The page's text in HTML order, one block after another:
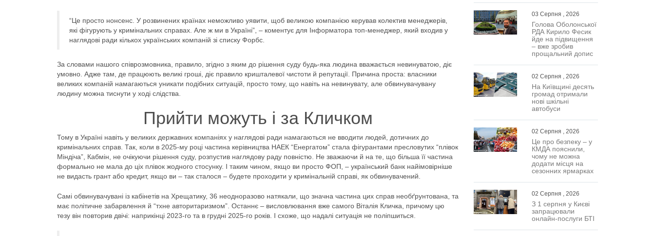
“Це просто нонсенс. У розвинених країнах неможливо уявити, щоб великою компанією керував колектив менеджерів,
які фігурують у кримінальних справах. Але ж ми в Україні”, – коментує для Інформатора топ-менеджер, який входив у
наглядові ради кількох українських компаній зі списку Форбс.
За словами нашого співрозмовника, правило, згідно з яким до рішення суду будь-яка людина вважається невинуватою, діє
умовно. Адже там, де працюють великі гроші, діє правило кришталевої чистоти й репутації. Причина проста: власники
великих компаній намагаються уникати подібних ситуацій, просто тому, що навіть на невинувату, але обвинувачувану
людину можна тиснути у ході слідства.
Прийти можуть і за Кличком
Тому в Україні навіть у великих державних компаніях у наглядові ради намагаються не вводити людей, дотичних до
кримінальних справ. Так, коли в 2025-му році частина керівництва НАЕК “Енергатом” стала фігурантами пресловутих “плівок
Міндіча”, Кабмін, не очікуючи рішення суду, розпустив наглядову раду повністю. Не зважаючи й на те, що більша її частина
формально не мала до ціх плівок жодного стосунку. І таким чином, якщо ви просто ФОП, – український банк найімовірніше
не видасть грант або кредит, якщо ви – так сталося – будете проходити у кримінальній справі, як обвинувачений.
Самі обвинувачувані із кабінетів на Хрещатику, 36 неодноразово натякали, що значна частина цих справ необґрунтована, та
має політичне забарвлення й “тхне авторитаризмом”. Останнє – висловлювання вже самого Віталія Кличка, причому цю
тезу він повторив двічі: наприкінці 2023-го та в грудні 2025-го років. І схоже, що надалі ситуація не поліпшиться.
03 Серпня , 2026
Голова Оболонської
РДА Кирило Фесик
йде на підвищення
– вже зробив
прощальний допис
02 Серпня , 2026
На Київщині десять
громад отримали
нові шкільні
автобуси
02 Серпня , 2026
Це про безпеку – у
КМДА пояснили,
чому не можна
додати місця на
сезонних ярмарках
02 Серпня , 2026
З 1 серпня у Києві
запрацювали
онлайн-послуги БТІ